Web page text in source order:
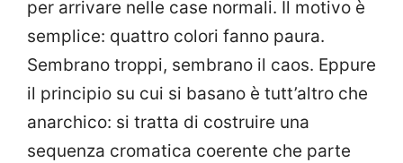
per arrivare nelle case normali. Il motivo è
semplice: quattro colori fanno paura.
Sembrano troppi, sembrano il caos. Eppure
il principio su cui si basano è tutt’altro che
anarchico: si tratta di costruire una
sequenza cromatica coerente che parte